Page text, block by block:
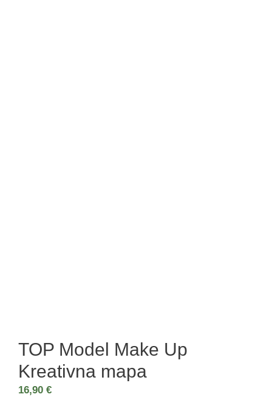
TOP Model Make Up
Kreativna mapa
16,90 €